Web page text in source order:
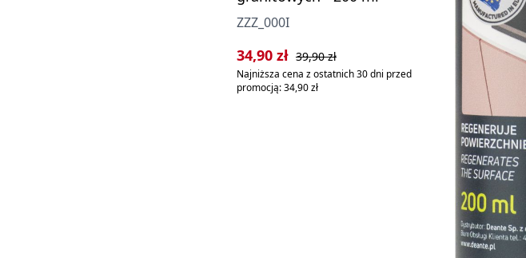
ZZZ_000I
Cena sprzedaży:
34,90 zł Cena regularna:
39,90 zł
Najniższa cena z ostatnich 30 dni przed
promocją: 34,90 zł